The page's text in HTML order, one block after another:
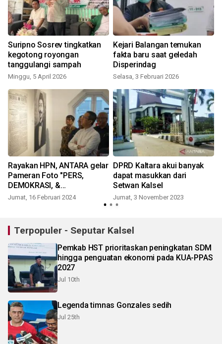
Suripno Sosrev tingkatkan
kegotong royongan
tanggulangi sampah
Minggu, 5 April 2026
Kejari Balangan temukan
fakta baru saat geledah
Disperindag
Selasa, 3 Februari 2026
Rayakan HPN, ANTARA gelar
Pameran Foto "PERS,
DEMOKRASI, &
PEMBANGUNAN"
Jumat, 16 Februari 2024
DPRD Kaltara akui banyak
dapat masukkan dari
Setwan Kalsel
Jumat, 3 November 2023
Terpopuler - Seputar Kalsel
Pemkab HST prioritaskan peningkatan SDM
hingga penguatan ekonomi pada KUA-PPAS
2027
Jul 10th
Legenda timnas Gonzales sedih
Jul 25th